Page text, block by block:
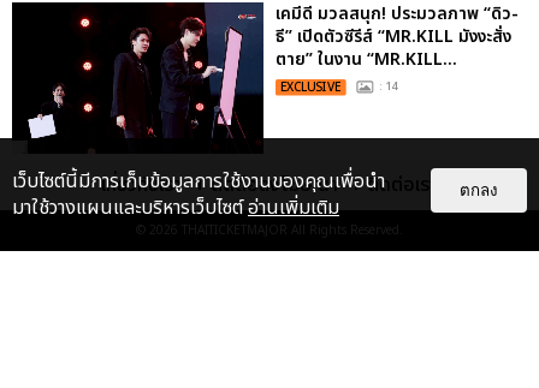
เคมีดี มวลสนุก! ประมวลภาพ “ดิว-
ธี” เปิดตัวซีรีส์ “MR.KILL มังงะสั่ง
ตาย” ในงาน “MR.KILL...
EXCLUSIVE : 14
ประมวลภาพค่ำคืนแห่งความทรงจำ
ของ ITZY และมิดจีไทย ในวันที่
หัวใจส่องสว่างไปพร้อมกัน
EXCLUSIVE : 11
เกี่ยวกับเรา ติดต่อลงโฆษณา ติดต่อเรา
© 2026 THAITICKETMAJOR All Rights Reserved.
เว็บไซต์นี้มีการเก็บข้อมูลการใช้งานของคุณเพื่อนำ
มาใช้วางแผนและบริหารเว็บไซต์อ่านเพิ่มเติม
ตกลง